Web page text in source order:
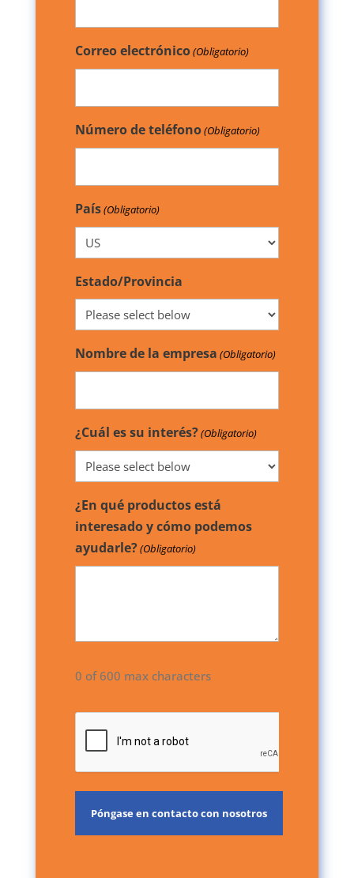
Correo electrónico(Obligatorio)
Número de teléfono(Obligatorio)
País(Obligatorio)
Estado/Provincia
Nombre de la empresa (Obligatorio)
¿Cuál es su interés?(Obligatorio)
¿En qué productos está
interesado y cómo podemos
ayudarle?(Obligatorio)
0 of 600 max characters